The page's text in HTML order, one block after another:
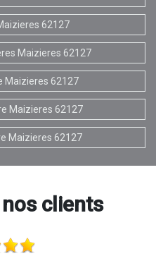
62127
Maizieres 62127
Maizieres 62127
Maizieres 62127
Maizieres 62127
clients